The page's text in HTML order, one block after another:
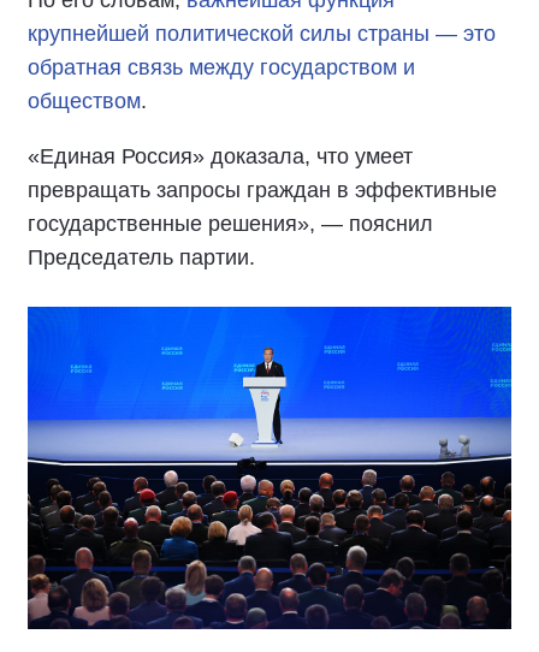
крупнейшей политической силы страны — это
обратная связь между государством и
обществом.
«Единая Россия» доказала, что умеет
превращать запросы граждан в эффективные
государственные решения», — пояснил
Председатель партии.